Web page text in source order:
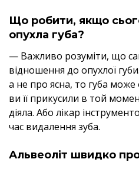
Що робити, якщо
опухла губа?
— Важливо розуміти, що
відношення до опухлої
а не про ясна, то губа
ви її прикусили в той
діяла. Або лікар
час видалення зуба.
Альвеоліт швидко